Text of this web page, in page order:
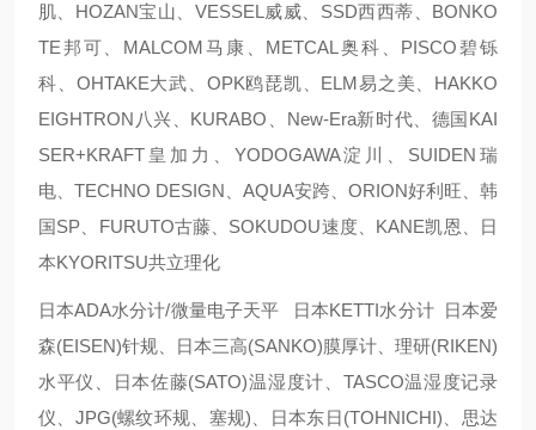
肌、HOZAN宝山、VESSEL威威、SSD西西蒂、BONKO
TE邦可、MALCOM马康、METCAL奥科、PISCO碧铄
科、OHTAKE大武、OPK鸥琵凯、ELM易之美、HAKKO
EIGHTRON八兴、KURABO、New-Era新时代、德国KAI
SER+KRAFT皇加力、YODOGAWA淀川、SUIDEN瑞
电、TECHNO DESIGN、AQUA安跨、ORION好利旺、韩
国SP、FURUTO古藤、SOKUDOU速度、KANE凯恩、日
本KYORITSU共立理化
日本ADA水分计/微量电子天平 日本KETTI水分计 日本爱
森(EISEN)针规、日本三高(SANKO)膜厚计、理研(RIKEN)
水平仪、日本佐藤(SATO)温湿度计、TASCO温湿度记录
仪、JPG(螺纹环规、塞规)、日本东日(TOHNICHI)、思达